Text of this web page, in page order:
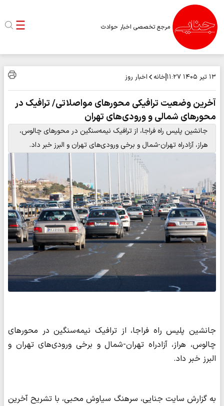
مرجع تخصصی اخبار حوادث
۱۳ تیر ۱۴۰۵ ۱۱:۲۷ خانه اخبار روز
آخرین وضعیت ترافیکی محورهای مواصلاتی/ ترافیک در
محورهای شمالی و ورودی‌های تهران
جانشین پلیس راه فراجا، از ترافیک نیمه‌سنگین در محورهای چالوس،
هراز، آزادراه تهران-شمال و برخی ورودی‌های تهران و البرز خبر داد.
جانشین پلیس راه فراجا، از ترافیک نیمه‌سنگین در محورهای
چالوس، هراز، آزادراه تهران-شمال و برخی ورودی‌های تهران و
البرز خبر داد.
به گزارش سایت جنایی، سرهنگ سیاوش محبی، با تشریح آخرین